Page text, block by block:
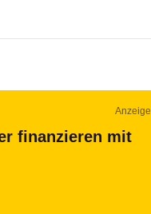
Anzeige
finanzieren mit